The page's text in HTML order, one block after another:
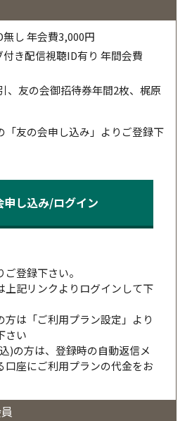
無し 年会費3,000円
付き配信視聴ID有り 年間会費
、友の会御招待券年間2枚、梶原
「友の会申し込み」よりご登録下
申し込み/ログイン
登録下さい。
記リンクよりログインして下
は「ご利用プラン設定」より
さい
)の方は、登録時の自動返信メ
口座にご利用プランの代金をお